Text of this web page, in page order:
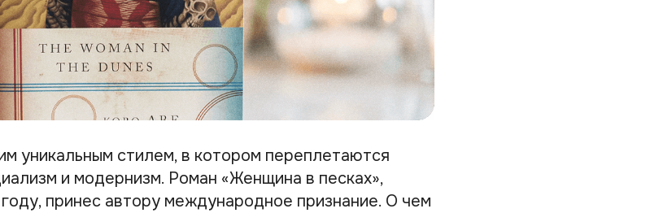
уникальным стилем, в котором переплетаются
и модернизм. Роман «Женщина в песках»,
принес автору международное признание. О чем